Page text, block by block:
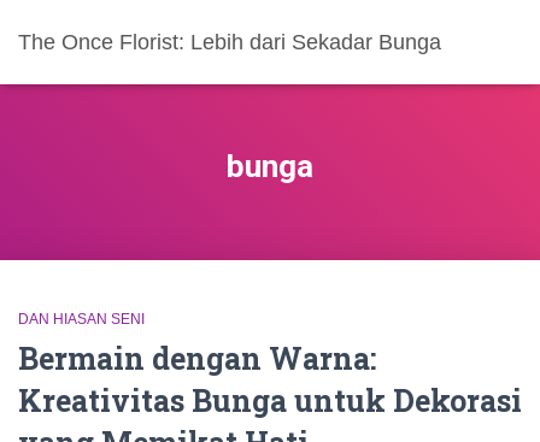
The Once Florist: Lebih dari Sekadar Bunga
bunga
DAN HIASAN SENI
Bermain dengan Warna:
Kreativitas Bunga untuk Dekorasi